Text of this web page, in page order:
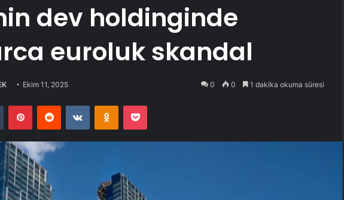
dev holdinginde
euroluk skandal
Ekim 11, 2025 0 0 1 dakika okuma süresi
Tumblr PinterestReddit VKontakteOdnoklassniki
Pocket